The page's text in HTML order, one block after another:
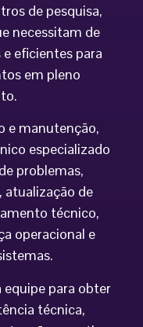
de pesquisa,
necessitam de
eficientes para
em pleno
e manutenção,
especializado
problemas,
atualização de
técnico,
operacional e
para obter
técnica,